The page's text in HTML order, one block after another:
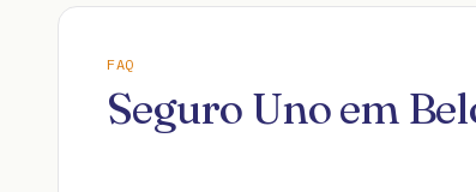
FAQ
Seguro Uno em